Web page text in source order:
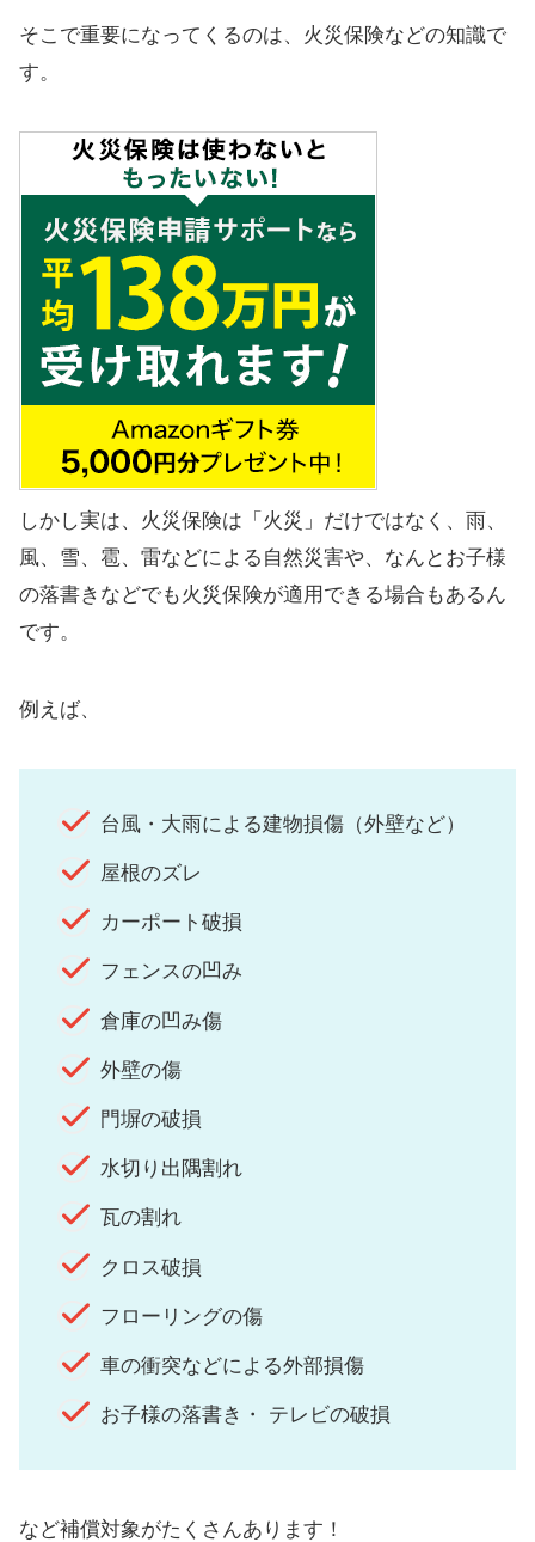
そこで重要になってくるのは、火災保険などの知識で
す。
しかし実は、火災保険は「火災」だけではなく、雨、
風、雪、雹、雷などによる自然災害や、なんとお子様
の落書きなどでも火災保険が適用できる場合もあるん
です。
例えば、
台風・大雨による建物損傷（外壁など）
屋根のズレ
カーポート破損
フェンスの凹み
倉庫の凹み傷
外壁の傷
門塀の破損
水切り出隅割れ
瓦の割れ
クロス破損
フローリングの傷
車の衝突などによる外部損傷
お子様の落書き・ テレビの破損
など補償対象がたくさんあります！